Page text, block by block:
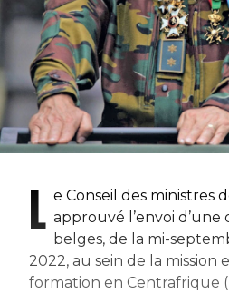
L e Conseil des ministres
approuvé l’envoi d’une
belges, de la mi-
2022, au sein de la mission
formation en Centrafrique